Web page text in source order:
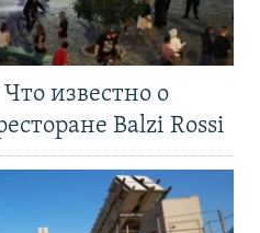
известно о
Balzi Rossi